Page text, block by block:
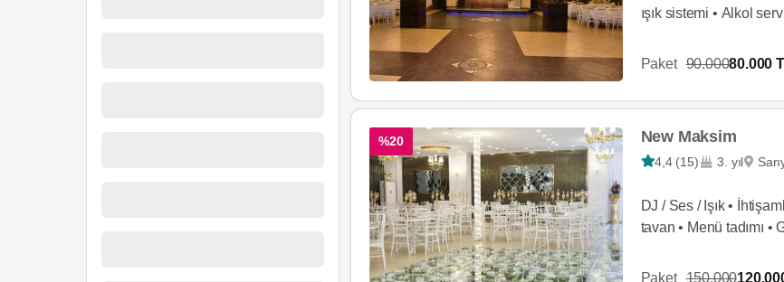
ışık sistemi • Alkol
Paket 90.00080.000
%20 New Maksim
4,4 (15) 3. yıl
DJ / Ses / Işık •
tavan • Menü tadımı •
Paket 150.000